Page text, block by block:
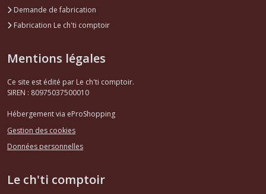
106
(2)
Joints
106
(1)
Courroies
accessoires,
distributions
106
Demande de fabrication
Fabrication Le ch'ti comptoir
Mentions légales
Ce site est édité par Le ch'ti comptoir.
SIREN : 80975037500010
Hébergement via eProShopping
Gestion des cookies
Données personnelles
Le ch'ti comptoir